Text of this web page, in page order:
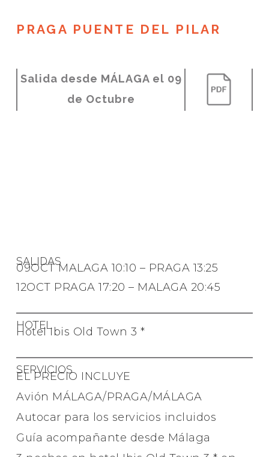
PRAGA PUENTE DEL PILAR
Salida desde MÁLAGA el 09
de Octubre
SALIDAS
09OCT MALAGA 10:10 – PRAGA 13:25
12OCT PRAGA 17:20 – MALAGA 20:45
HOTEL
Hotel Ibis Old Town 3 *
SERVICIOS
EL PRECIO INCLUYE
Avión MÁLAGA/PRAGA/MÁLAGA
Autocar para los servicios incluidos
Guía acompañante desde Málaga